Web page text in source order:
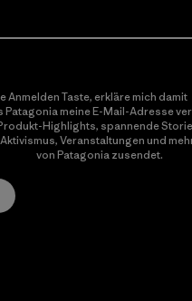
Anmelden Taste, erkläre mich damit
Patagonia meine E-Mail-Adresse
Highlights, spannende
Veranstaltungen und
von Patagonia zusendet.